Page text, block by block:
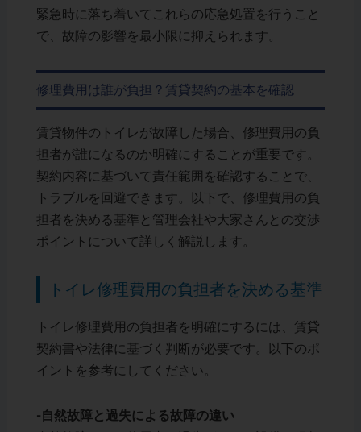
緊急時に落ち着いてこれらの応急処置を行うこと
で、故障の影響を最小限に抑えられます。
修理費用は誰が負担？賃貸契約の基本を確認
賃貸物件のトイレが故障した場合、修理費用の負
担者が誰になるのか明確にすることが重要です。
契約内容に基づいて責任範囲を確認することで、
トラブルを回避できます。以下で、修理費用の負
担者を決める基準と管理会社や大家さんとの交渉
ポイントについて詳しく解説します。
トイレ修理費用の負担者を決める基準
トイレ修理費用の負担者を明確にするには、賃貸
契約書や法律に基づく判断が必要です。以下のポ
イントを参考にしてください。
-自然故障と過失による故障の違い